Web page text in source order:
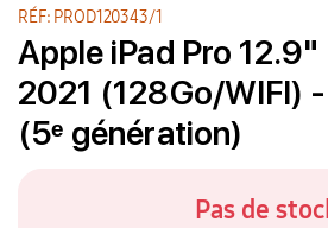
RÉF: PROD120343/1
Apple iPad Pro 12.9"
2021 (128Go/WIFI)
(5ᵉ génération)
Pas de